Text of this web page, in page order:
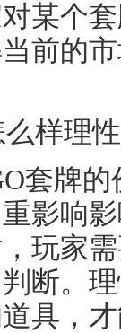
某个
前的
样理
套牌
影响
玩家
断。
具，